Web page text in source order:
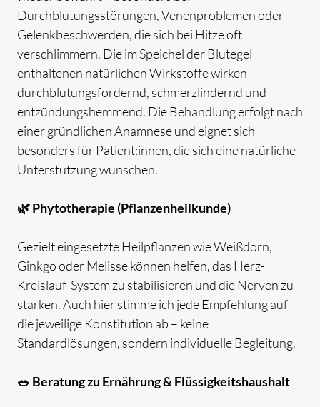
VITALFELDMESSUNG
INFUSIONSTHERAPIEN
SAUERSTOFFTHERAPIEN
BLUTEGELTHERAPIE
ERNÄHRUNGSBERATUNG
BLOG
Durchblutungsstörungen, Venenproblemen oder
Gelenkbeschwerden, die sich bei Hitze oft
verschlimmern. Die im Speichel der Blutegel
enthaltenen natürlichen Wirkstoffe wirken
durchblutungsfördernd, schmerzlindernd und
entzündungshemmend. Die Behandlung erfolgt nach
einer gründlichen Anamnese und eignet sich
besonders für Patient:innen, die sich eine natürliche
Unterstützung wünschen.
🌿 Phytotherapie (Pflanzenheilkunde)
Gezielt eingesetzte Heilpflanzen wie Weißdorn,
Ginkgo oder Melisse können helfen, das Herz-
Kreislauf-System zu stabilisieren und die Nerven zu
stärken. Auch hier stimme ich jede Empfehlung auf
die jeweilige Konstitution ab – keine
Standardlösungen, sondern individuelle Begleitung.
🥗 Beratung zu Ernährung & Flüssigkeitshaushalt